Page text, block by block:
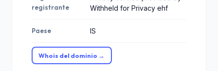
registrante
Withheld for Privacy ehf
Paese IS
Whois del dominio →